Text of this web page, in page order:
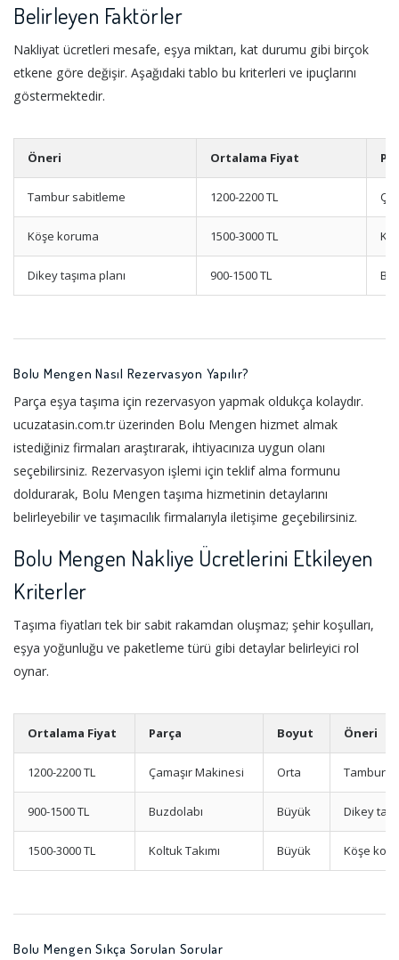
Belirleyen Faktörler
Nakliyat ücretleri mesafe, eşya miktarı, kat durumu gibi birçok
etkene göre değişir. Aşağıdaki tablo bu kriterleri ve ipuçlarını
göstermektedir.
Öneri Ortalama Fiyat
Tambur sabitleme 1200-2200 TL
Köşe koruma 1500-3000 TL
Dikey taşıma planı 900-1500 TL
Bolu Mengen Nasıl Rezervasyon Yapılır?
Parça eşya taşıma için rezervasyon yapmak oldukça kolaydır.
ucuzatasin.com.tr üzerinden Bolu Mengen hizmet almak
istediğiniz firmaları araştırarak, ihtiyacınıza uygun olanı
seçebilirsiniz. Rezervasyon işlemi için teklif alma formunu
doldurarak, Bolu Mengen taşıma hizmetinin detaylarını
belirleyebilir ve taşımacılık firmalarıyla iletişime geçebilirsiniz.
Bolu Mengen Nakliye Ücretlerini Etkileyen
Kriterler
Taşıma fiyatları tek bir sabit rakamdan oluşmaz; şehir koşulları,
eşya yoğunluğu ve paketleme türü gibi detaylar belirleyici rol
oynar.
Ortalama Fiyat Parça Boyut Öneri
1200-2200 TL Çamaşır Makinesi Orta Tambur
900-1500 TL Buzdolabı Büyük Dikey
1500-3000 TL Koltuk Takımı Büyük Köşe
Bolu Mengen Sıkça Sorulan Sorular